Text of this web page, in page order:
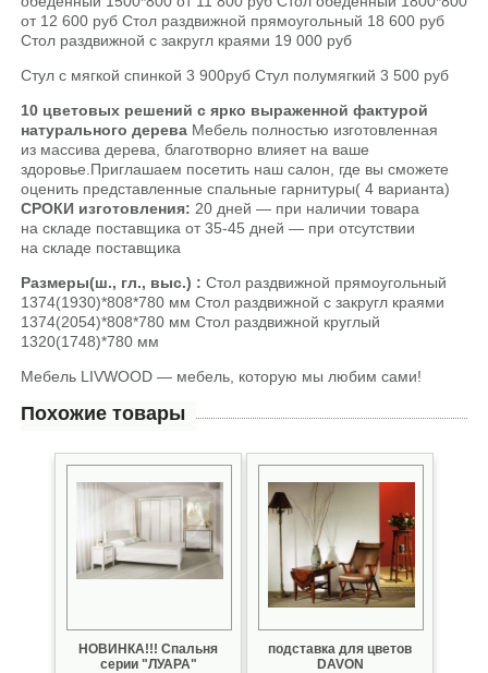
от 12 600 руб Стол раздвижной прямоугольный 18 600 руб
Стол раздвижной с закругл краями 19 000 руб
Стул с мягкой спинкой 3 900руб Стул полумягкий 3 500 руб
10 цветовых решений с ярко выраженной фактурой
натурального дерева Мебель полностью изготовленная
из массива дерева, благотворно влияет на ваше
здоровье.Приглашаем посетить наш салон, где вы сможете
оценить представленные спальные гарнитуры( 4 варианта)
СРОКИ изготовления: 20 дней — при наличии товара
на складе поставщика от 35-45 дней — при отсутствии
на складе поставщика
Размеры(ш., гл., выс.) : Стол раздвижной прямоугольный
1374(1930)*808*780 мм Стол раздвижной с закругл краями
1374(2054)*808*780 мм Стол раздвижной круглый
1320(1748)*780 мм
Мебель LIVWOOD — мебель, которую мы любим сами!
Похожие товары
НОВИНКА!!! Спальня
серии "ЛУАРА"
подставка для цветов
DAVON